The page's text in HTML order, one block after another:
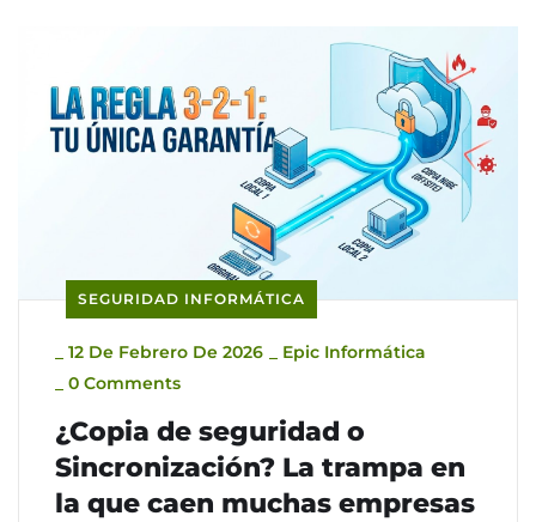
SEGURIDAD INFORMÁTICA
12 De Febrero De 2026
Epic Informática
0 Comments
¿Copia de seguridad o
Sincronización? La trampa en
la que caen muchas empresas